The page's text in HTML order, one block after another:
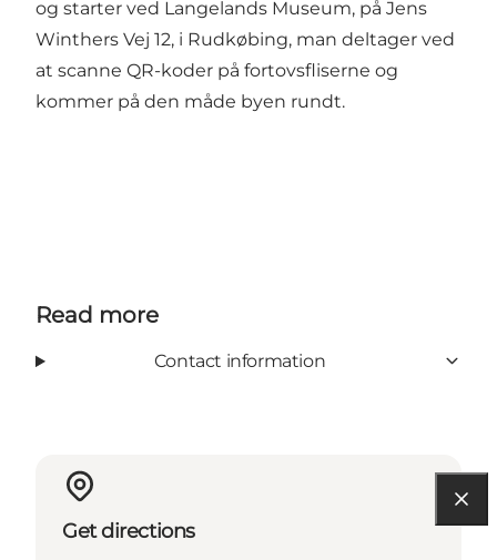
og starter ved Langelands Museum, på Jens
Winthers Vej 12, i Rudkøbing, man deltager ved
at scanne QR-koder på fortovsfliserne og
kommer på den måde byen rundt.
Read more
Contact information
Get directions